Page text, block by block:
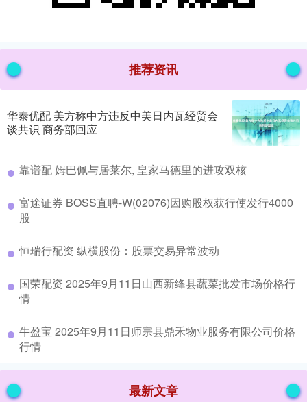
推荐资讯
华泰优配 美方称中方违反中美日内瓦经贸会
谈共识 商务部回应
​靠谱配 姆巴佩与居莱尔, 皇家马德里的进攻双核
​富途证券 BOSS直聘-W(02076)因购股权获行使发行4000
股
​恒瑞行配资 纵横股份：股票交易异常波动
​国荣配资 2025年9月11日山西新绛县蔬菜批发市场价格行
情
​牛盈宝 2025年9月11日师宗县鼎禾物业服务有限公司价格
行情
最新文章